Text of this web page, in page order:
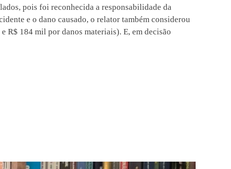
pois foi reconhecida a responsabilidade da
e o dano causado, o relator também considerou
R$ 184 mil por danos materiais). E, em decisão